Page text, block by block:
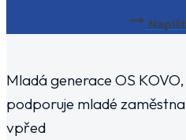
Mladá generace OS
podporuje mladé
vpřed